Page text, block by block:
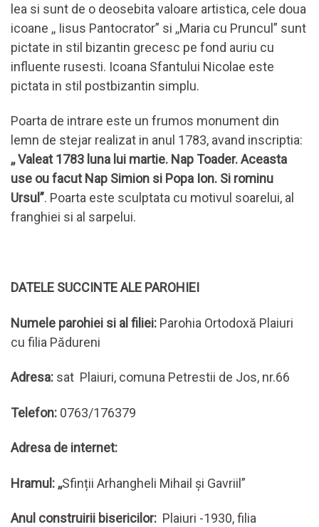
lea si sunt de o deosebita valoare artistica, cele doua
icoane ,, Iisus Pantocrator” si ,,Maria cu Pruncul” sunt
pictate in stil bizantin grecesc pe fond auriu cu
influente rusesti. Icoana Sfantului Nicolae este
pictata in stil postbizantin simplu.
Poarta de intrare este un frumos monument din
lemn de stejar realizat in anul 1783, avand inscriptia:
,, Valeat 1783 luna lui martie. Nap Toader. Aceasta
use ou facut Nap Simion si Popa Ion. Si rominu
Ursul”. Poarta este sculptata cu motivul soarelui, al
franghiei si al sarpelui.
DATELE SUCCINTE ALE PAROHIEI
Numele parohiei si al filiei: Parohia Ortodoxă Plaiuri
cu filia Pădureni
Adresa: sat Plaiuri, comuna Petrestii de Jos, nr.66
Telefon: 0763/176379
Adresa de internet:
Hramul: ,,Sfinții Arhangheli Mihail și Gavriil”
Anul construirii bisericilor: Plaiuri -1930, filia